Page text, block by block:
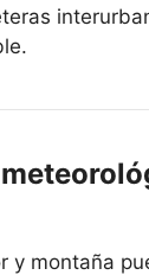
y montaña